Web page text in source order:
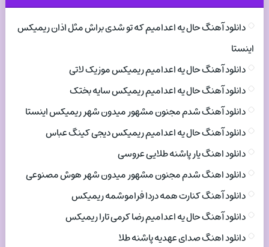
دانلود آهنگ حال یه اعدامیم که تو شدی براش مثل اذان ریمیکس
اینستا
دانلود آهنگ حال یه اعدامیم ریمیکس موزیک لاتی
دانلود آهنگ حال یه اعدامیم ریمیکس سایه بختک
دانلود آهنگ شدم مجنون مشهور میدون شهر ریمیکس اینستا
دانلود آهنگ حال یه اعدامیم ریمیکس دیجی کینگ عباس
دانلود اهنگ یار پاشنه طلایی عروسی
دانلود اهنگ شدم مجنون مشهور میدون شهر هوش مصنوعی
دانلود آهنگ کنارت همه دردا فراموشمه ریمیکس
دانلود آهنگ حال یه اعدامیم رضا کرمی تارا ریمیکس
دانلود اهنگ صدای عهدیه پاشنه طلا